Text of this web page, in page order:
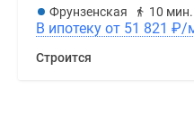
Фрунзенская
10 мин.
В ипотеку от 51 821 ₽/
Строится